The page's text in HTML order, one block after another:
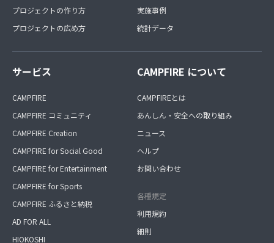
プロジェクトの作り方
プロジェクトの広め方
実施事例
統計データ
サービス
CAMPFIRE
CAMPFIRE コミュニティ
CAMPFIRE Creation
CAMPFIRE for Social Good
CAMPFIRE for Entertainment
CAMPFIRE for Sports
CAMPFIRE ふるさと納税
AD FOR ALL
HIOKOSHI
CAMPFIRE について
CAMPFIREとは
あんしん・安全への取り組み
ニュース
ヘルプ
お問い合わせ
各種規定
利用規約
細則